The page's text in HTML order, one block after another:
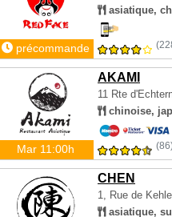
asiatique,
précommande
AKAMI
11 Rte
chinoise,
Mar 11:00h
CHEN
1, Rue de
asiatique,